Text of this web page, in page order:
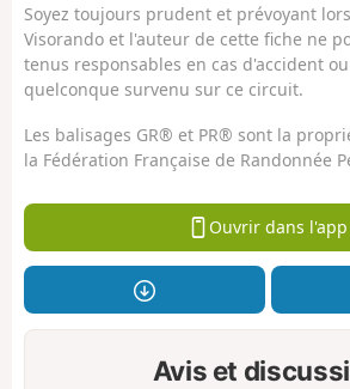
Soyez toujours prudent et prévoyant
Visorando et l'auteur de cette fiche ne
tenus responsables en cas d'accident
quelconque survenu sur ce circuit.
Les balisages GR® et PR® sont la
la Fédération Française de Randonnée
Ouvrir dans l'app
Avis et